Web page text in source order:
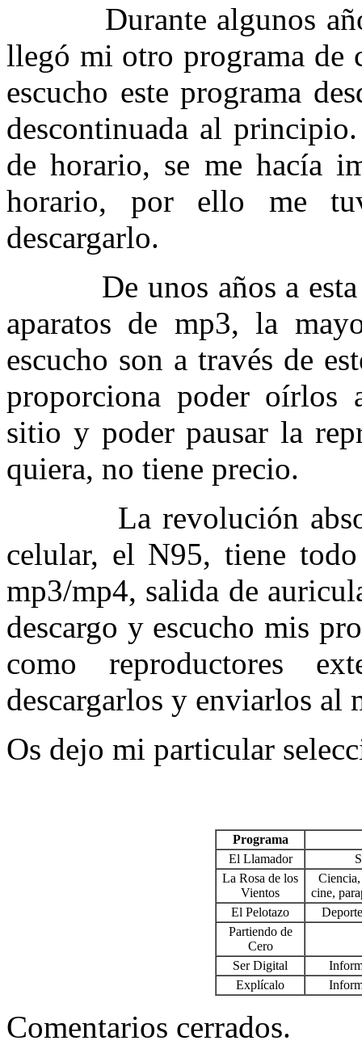
Durante algunos años
llegó mi otro programa de
escucho este programa
descontinuada al
de horario, se me hacía
horario, por ello me
descargarlo.
De unos años a esta
aparatos de mp3, la
escucho son a través de
proporciona poder oírlos
sitio y poder pausar la
quiera, no tiene precio.
La revolución
celular, el N95, tiene
mp3/mp4, salida de
descargo y escucho mis
como reproductores
descargarlos y enviarlos al
Os dejo mi particular
Programa
El Llamador
La Rosa de los
Vientos
cine,
El Pelotazo
Partiendo de
Cero
Ser Digital
Explícalo
Comentarios cerrados.